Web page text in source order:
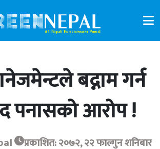
बद्नाम गर्न
पनासको आरोप !
प्रकाशित: २०७२, २२ फाल्गुन शनिबार